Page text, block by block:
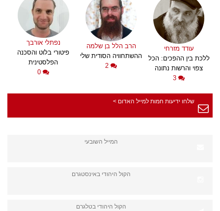
עודד מזרחי
ללכת בין ההפכים: הכל
צפוי והרשות נתונה
3
הרב הלל בן שלמה
ההשתחוויה הסודית שלי
2
נפתלי אורבך
פיטורי בלוט והסכנה
הפלסטינית
0
שלחו ידיעות חמות למייל האדום >
המייל השובעי
הקול היהודי באינסטגרם
הקול היהודי בטלגרם